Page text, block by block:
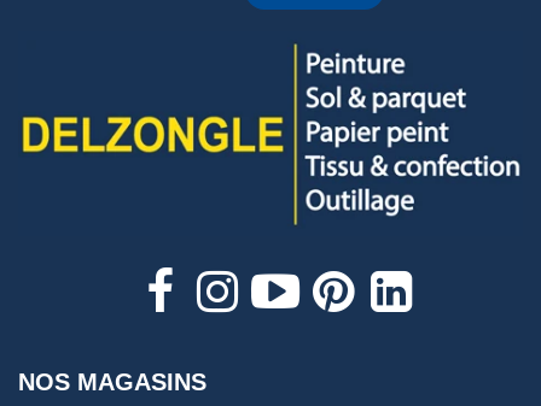
NOS MAGASINS